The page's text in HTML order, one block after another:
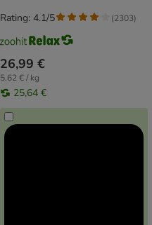
26,99 €
5,62 € / kg
25,64 €
Rating: 4.1/5 (2303)